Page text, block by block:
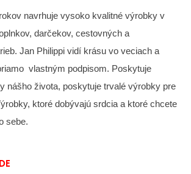
navrhuje vysoko kvalitné výrobky v
darčekov, cestovných a
Jan Philippi vidí krásu vo veciach a
vlastným podpisom. Poskytuje
nášho života, poskytuje trvalé výrobky pre
ktoré dobývajú srdcia a ktoré chcete
sebe.